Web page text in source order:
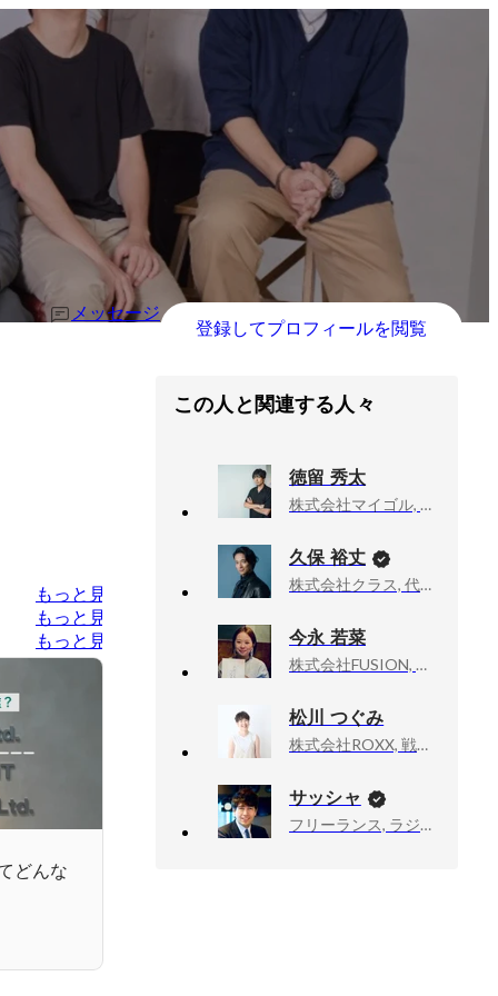
メッセージ
登録してプロフィールを閲覧
もっと見る
もっと見る
もっと見る
どんな
この人と関連する人々
徳留 秀太
株式会社マイゴル, ゴルフ事業本部・本部長
久保 裕丈
株式会社クラス, 代表取締役社長
今永 若菜
株式会社FUSION, コーポレート・人事マネージャー
松川 つぐみ
株式会社ROXX, 戦略人事部
サッシャ
フリーランス, ラジオDJ・ナビゲーター